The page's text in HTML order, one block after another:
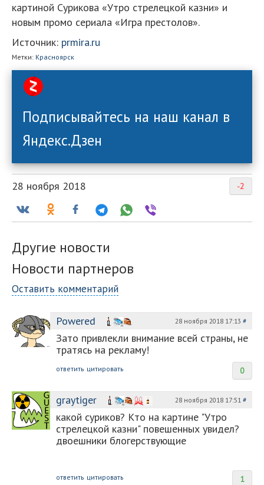
картиной Сурикова «Утро стрелецкой казни» и
новым промо сериала «Игра престолов».
Источник: prmira.ru
Метки: Красноярск
Подписывайтесь на наш канал в
Яндекс.Дзен
-2
28 ноября 2018
Другие новости
Новости партнеров
Оставить комментарий
Powered 28 ноября 2018 17:13 #
Зато привлекли внимание всей страны, не
тратясь на рекламу!
0
ответить цитировать
graytiger 28 ноября 2018 17:51 #
какой суриков? Кто на картине "Утро
стрелецкой казни" повешенных увидел?
двоешники блогерствующие
1
ответить цитировать